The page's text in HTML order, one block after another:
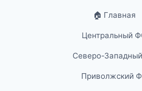
🏠 Главная
Центральный
Северо-
Приволжский